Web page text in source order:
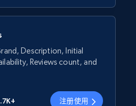
Description, Initial
Reviews count, and
注册使用